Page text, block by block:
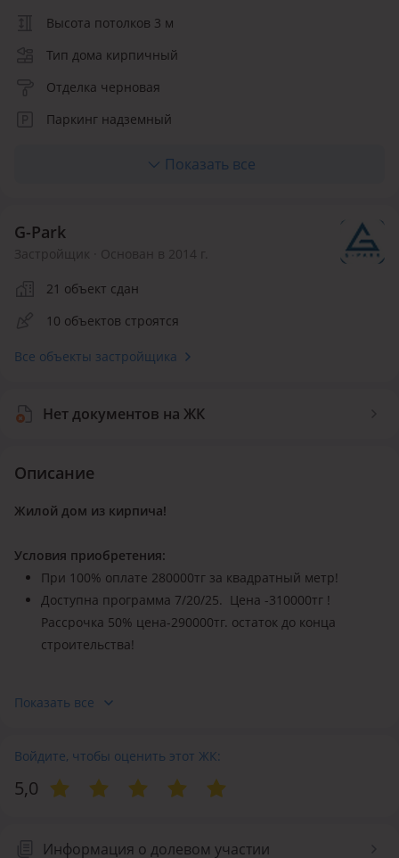
Высота потолков 3 м
Тип дома кирпичный
Отделка черновая
Паркинг надземный
Показать все
G-Park
Застройщик · Основан в 2014 г.
21 объект сдан
10 объектов строятся
Все объекты застройщика
Нет документов на ЖК
Описание
Жилой дом из кирпича!
Условия приобретения:
При 100% оплате 280000тг за квадратный метр!
Доступна программа 7/20/25. Цена -310000тг !
Рассрочка 50% цена-290000тг. остаток до конца
строительства!
Жилой комплекс, расположенный в районе университета
Коргальжинского шоссе.
Архитектура
отличное расположение, новый формат! Дом из красного
Показать все
Войдите, чтобы оценить этот ЖК:
5,0
Информация о долевом участии